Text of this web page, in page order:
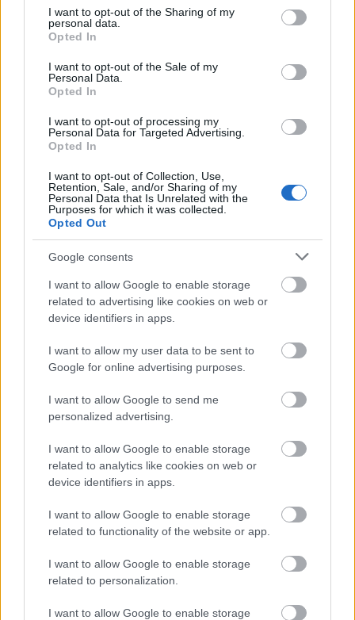
not limited to your visit or usage behaviour. You may click to
grant or deny consent to Google and its third-party tags to
use your data for below specified purposes in below Google
consent section.
I want to opt-out of the Sharing of my
personal data.
Opted In
I want to opt-out of the Sale of my
Personal Data.
Opted In
I want to opt-out of processing my
Personal Data for Targeted Advertising.
Opted In
I want to opt-out of Collection, Use,
Retention, Sale, and/or Sharing of my
Personal Data that Is Unrelated with the
Purposes for which it was collected.
Opted Out
Google consents
I want to allow Google to enable storage
related to advertising like cookies on web or
device identifiers in apps.
I want to allow my user data to be sent to
Google for online advertising purposes.
I want to allow Google to send me
personalized advertising.
I want to allow Google to enable storage
related to analytics like cookies on web or
device identifiers in apps.
I want to allow Google to enable storage
related to functionality of the website or app.
I want to allow Google to enable storage
related to personalization.
I want to allow Google to enable storage
A helyszínek, a hangulatos fényképezés és az
produkció értékéhez. Viszont a 96 perces játékidő
véleményem szerint lehetett volna egész kicsivel
Összességében egy szívmelegengető, akár családi
filmként is nézhető darabról van szó, amelynek
értékét minden bizonnyal emeli – pláne évek múltán
–, hogy ez volt két brit színészlegenda búcsúja.
fialt 2023-ban The Last Rifleman címmel, a
főszerepben Pierce Brosnannel. Ott a D-nap 75.
a brit hadsereg egyik ír ezredének veteránja –, hogy
visszautazzon Normandiába. Nem meglepő
módon sok a közös pont és a hasonló fordulat.
elkötelezettség, mint a fent bemutatott
produkción, de meg kell hagyni, Brosnan is
magáénak érezte a megfáradt, de egy utolsó
zarándoklatra kész harcos szerepét.